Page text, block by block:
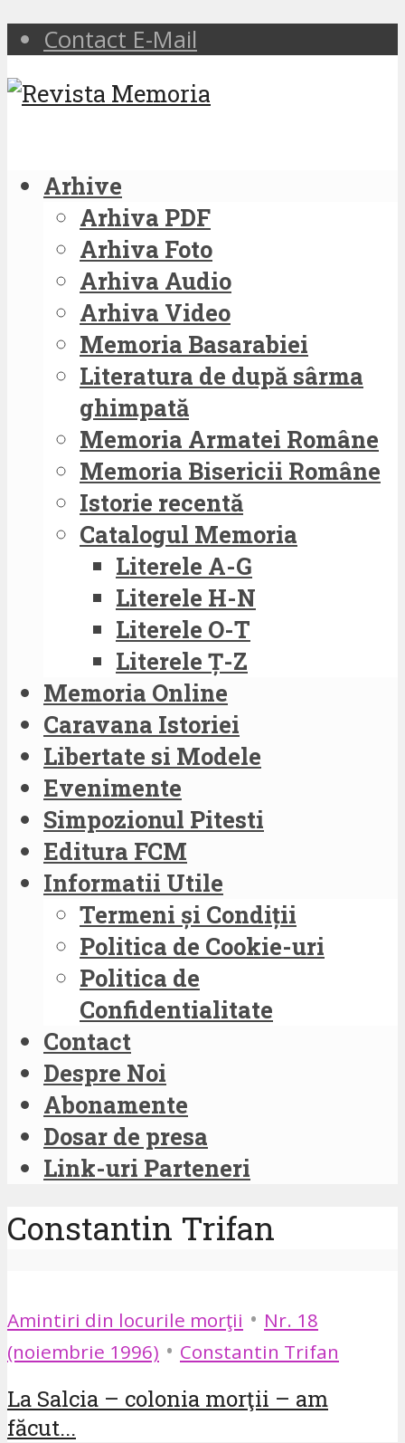
Contact E-Mail
Arhive
Arhiva PDF
Arhiva Foto
Arhiva Audio
Arhiva Video
Memoria Basarabiei
Literatura de după sârma
ghimpată
Memoria Armatei Române
Memoria Bisericii Române
Istorie recentă
Catalogul Memoria
Literele A-G
Literele H-N
Literele O-T
Literele Ț-Z
Memoria Online
Caravana Istoriei
Libertate si Modele
Evenimente
Simpozionul Pitesti
Editura FCM
Informatii Utile
Termeni și Condiții
Politica de Cookie-uri
Politica de
Confidentialitate
Contact
Despre Noi
Abonamente
Dosar de presa
Link-uri Parteneri
Constantin Trifan
Amintiri din locurile morţii • Nr. 18
(noiembrie 1996) • Constantin Trifan
La Salcia – colonia morţii – am
făcut...